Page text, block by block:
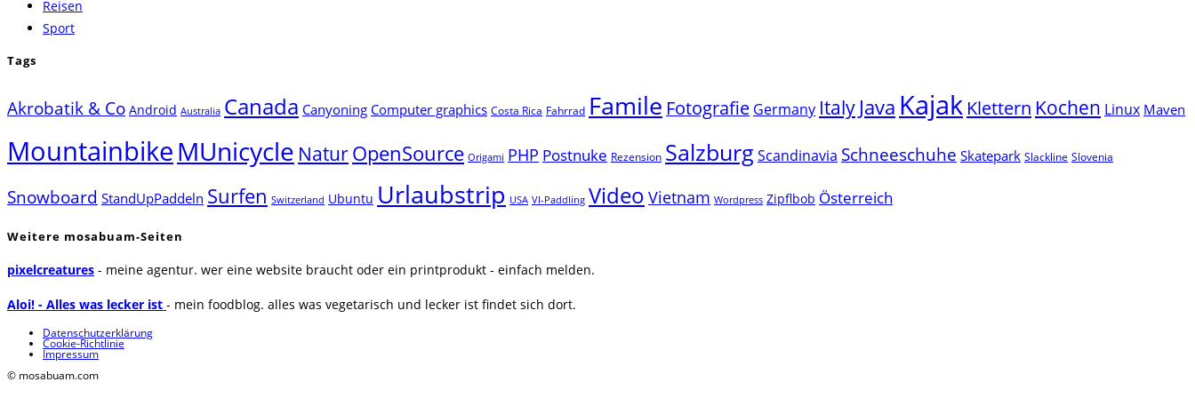
Reisen
Sport
Tags
Akrobatik & Co Android Australia Canada Canyoning Computer graphics Costa Rica Fahrrad Famile Fotografie Germany Italy Java Kajak Klettern Kochen Linux Maven
MountainbikeMUnicycle NaturOpenSource Origami PHP Postnuke Rezension SalzburgScandinavia Schneeschuhe Skatepark Slackline Slovenia
Snowboard StandUpPaddeln Surfen Switzerland Ubuntu Urlaubstrip USA VI-Paddling Video Vietnam Wordpress Zipflbob Österreich
Weitere mosabuam-Seiten
pixelcreatures - meine agentur. wer eine website braucht oder ein printprodukt - einfach melden.
Aloi! - Alles was lecker ist - mein foodblog. alles was vegetarisch und lecker ist findet sich dort.
Datenschutzerklärung
Cookie-Richtlinie
Impressum
© mosabuam.com